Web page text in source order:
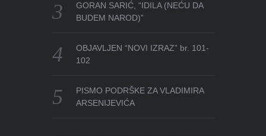
GORAN SARIĆ, “IDILA (NEĆU DA
BUDEM NAROD)”
OBJAVLJEN “NOVI IZRAZ” br. 101-
102
PISMO PODRŠKE ZA VLADIMIRA
ARSENIJEVIĆA